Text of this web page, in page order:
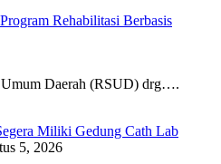
Rehabilitasi Berbasis
Daerah (RSUD) drg….
Miliki Gedung Cath Lab
5, 2026